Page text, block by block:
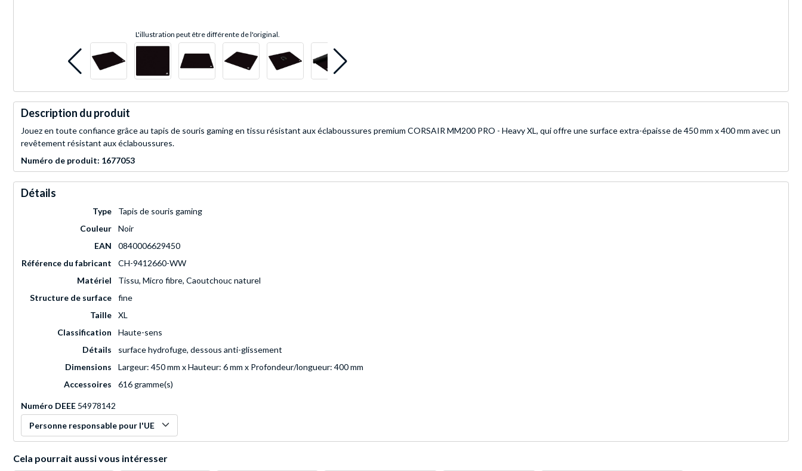
L'illustration peut être différente de l'original.
Description du produit
Jouez en toute confiance grâce au tapis de souris gaming en tissu résistant aux éclaboussures premium CORSAIR MM200 PRO - Heavy XL, qui offre une surface extra-épaisse de 450 mm x 400 mm avec un
revêtement résistant aux éclaboussures.
Numéro de produit: 1677053
Détails
Type
Tapis de souris gaming
Couleur
Noir
EAN
0840006629450
Référence du fabricant
CH-9412660-WW
Matériel
Tissu, Micro fibre, Caoutchouc naturel
Structure de surface
fine
Taille
XL
Classification
Haute-sens
Détails
surface hydrofuge, dessous anti-glissement
Dimensions
Largeur: 450 mm x Hauteur: 6 mm x Profondeur/longueur: 400 mm
Accessoires
616 gramme(s)
Numéro DEEE 54978142
Personne responsable pour l'UE
Cela pourrait aussi vous intéresser